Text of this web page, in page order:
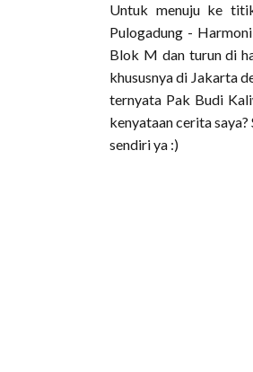
Untuk menuju ke
Pulogadung -
Blok M dan turun di
khususnya di Jakarta
ternyata Pak Budi
kenyataan cerita
sendiri ya :)